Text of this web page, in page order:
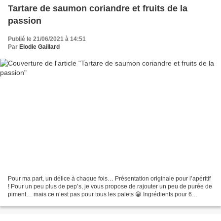
Tartare de saumon coriandre et fruits de la
passion
Publié le 21/06/2021 à 14:51
Par Elodie Gaillard
Pour ma part, un délice à chaque fois… Présentation originale pour l’apéritif
! Pour un peu plus de pep’s, je vous propose de rajouter un peu de purée de
piment… mais ce n’est pas pour tous les palets 😁 Ingrédients pour 6